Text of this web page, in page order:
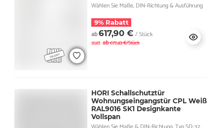
Wählen Sie Maße, DIN-Richtung & Ausführung
9% Rabatt
ab617,90 € / Stück
statt ab677,43 €/Stück
HORI Schallschutztür
Wohnungseingangstür CPL Weiß
RAL9016 SK1 Designkante
Vollspan